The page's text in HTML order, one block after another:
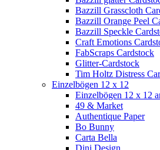
Bazzill Grasscloth
Bazzill Orange Peel
Bazzill Speckle
Craft Emotions
FabScraps Cardstock
Glitter-Cardstock
Tim Holtz Distress
Einzelbögen 12 x 12
Einzelbögen 12 x 12
49 & Market
Authentique Paper
Bo Bunny
Carta Bella
Dini Design